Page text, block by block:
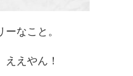
なこと。
えやん！